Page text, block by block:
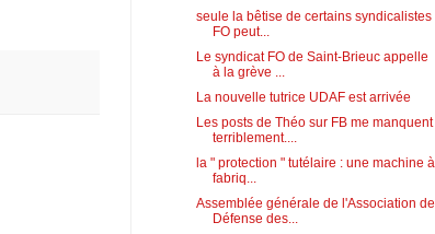
seule la bêtise de certains syndicalistes
FO peut...
Le syndicat FO de Saint-Brieuc appelle
à la grève ...
La nouvelle tutrice UDAF est arrivée
Les posts de Théo sur FB me manquent
terriblement....
la " protection " tutélaire : une machine à
fabriq...
Assemblée générale de l'Association de
Défense des...